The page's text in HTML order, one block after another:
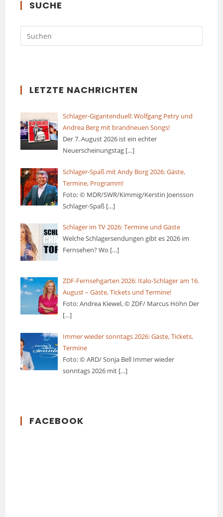
SUCHE
LETZTE NACHRICHTEN
Schlager-Gigantenduell: Wolfgang Petry und
Andrea Berg mit brandneuen Songs!
Der 7. August 2026 ist ein echter
Neuerscheinungstag […]
Schlager-Spaß mit Andy Borg 2026: Gäste,
Termine, Programm!
Foto: © MDR/SWR/Kimmig/Kerstin Joensson
Schlager-Spaß […]
Schlager im TV 2026: Termine und Gäste
Welche Schlagersendungen gibt es 2026 im
Fernsehen? Wo […]
ZDF-Fernsehgarten 2026: Italo-Schlager am 16.
August – Gäste, Tickets und Termine!
Foto: Andrea Kiewel, © ZDF/ Marcus Höhn Der
[…]
Immer wieder sonntags 2026: Gäste, Tickets,
Termine
Foto: © ARD/ Sonja Bell Immer wieder
sonntags 2026 mit […]
FACEBOOK